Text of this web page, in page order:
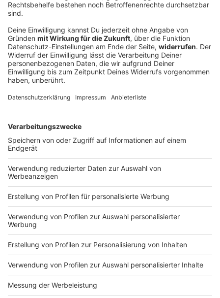
Die Rockstar-Radioshow mit Doro Pesch
Der erste Sonntag im Monat gehört der Nummer 1:
Unsere Queen of Metal Doro Pesch moderiert für euch
die Rockstar-Radioshow von 18 bis 20 Uhr - exklusiv
auf ROCK ANTENNE!